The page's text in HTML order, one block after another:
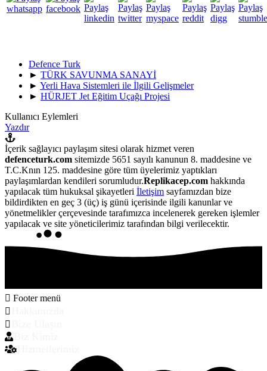
Defence Turk
► TÜRK SAVUNMA SANAYİ
► Yerli Hava Sistemleri ile İlgili Gelişmeler
► HÜRJET Jet Eğitim Uçağı Projesi
Kullanıcı Eylemleri
Yazdır
İçerik sağlayıcı paylaşım sitesi olarak hizmet veren
defenceturk.com sitemizde 5651 sayılı kanunun 8. maddesine ve
T.C.Knın 125. maddesine göre tüm üyelerimiz yaptıkları
paylaşımlardan kendileri sorumludur.Replikacep.com hakkında
yapılacak tüm hukuksal şikayetleri İletişim sayfamızdan bize
bildirdikten en geç 3 (üç) iş günü içerisinde ilgili kanunlar ve
yönetmelikler çerçevesinde tarafımızca incelenerek gereken işlemler
yapılacak ve site yöneticilerimiz tarafından bilgi verilecektir.
Footer menü